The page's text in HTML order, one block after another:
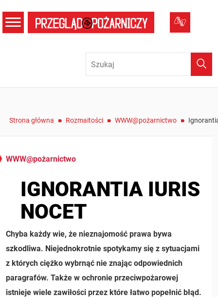
menu
Strona główna /
Rozmaitości /
WWW@pożarnictwo /
WWW@pożarnictwo
IGNORANTIA IURIS
NOCET
Chyba każdy wie, że nieznajomość prawa bywa
szkodliwa. Niejednokrotnie spotykamy się z sytuacjami
z których ciężko wybrnąć nie znając odpowiednich
paragrafów. Także w ochronie przeciwpożarowej
istnieje wiele zawiłości przez które łatwo popełnić błąd.